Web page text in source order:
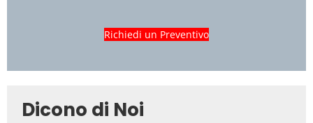
Richiedi un Preventivo
Dicono di Noi